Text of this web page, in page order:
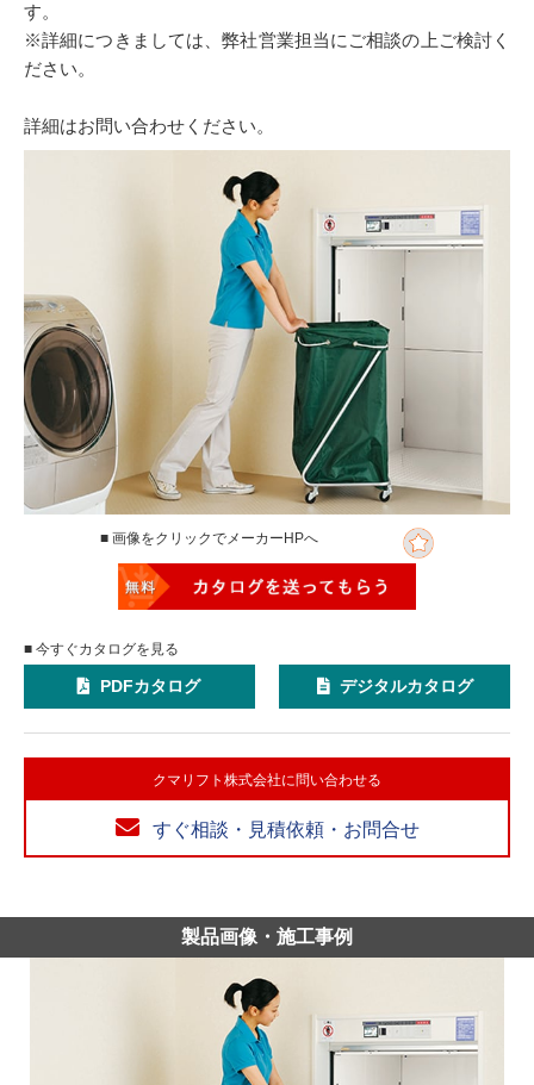
す。
※詳細につきましては、弊社営業担当にご相談の上ご検討く
ださい。
詳細はお問い合わせください。
■ 画像をクリックでメーカーHPへ
■ 今すぐカタログを見る
PDFカタログ デジタルカタログ
クマリフト株式会社に問い合わせる
すぐ相談・見積依頼・お問合せ
製品画像・施工事例